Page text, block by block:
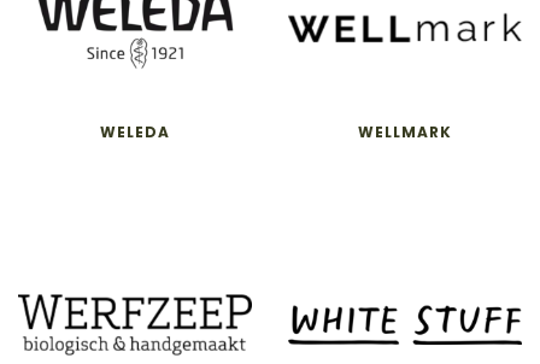
WELEDA WELLMARK